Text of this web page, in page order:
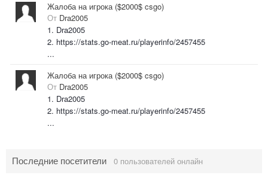
Жалоба на игрока ($2000$ csgo)
От Dra2005
1. Dra2005
2. https://stats.go-meat.ru/playerinfo/2457455
...
Жалоба на игрока ($2000$ csgo)
От Dra2005
1. Dra2005
2. https://stats.go-meat.ru/playerinfo/2457455
...
Последние посетители 0 пользователей онлайн